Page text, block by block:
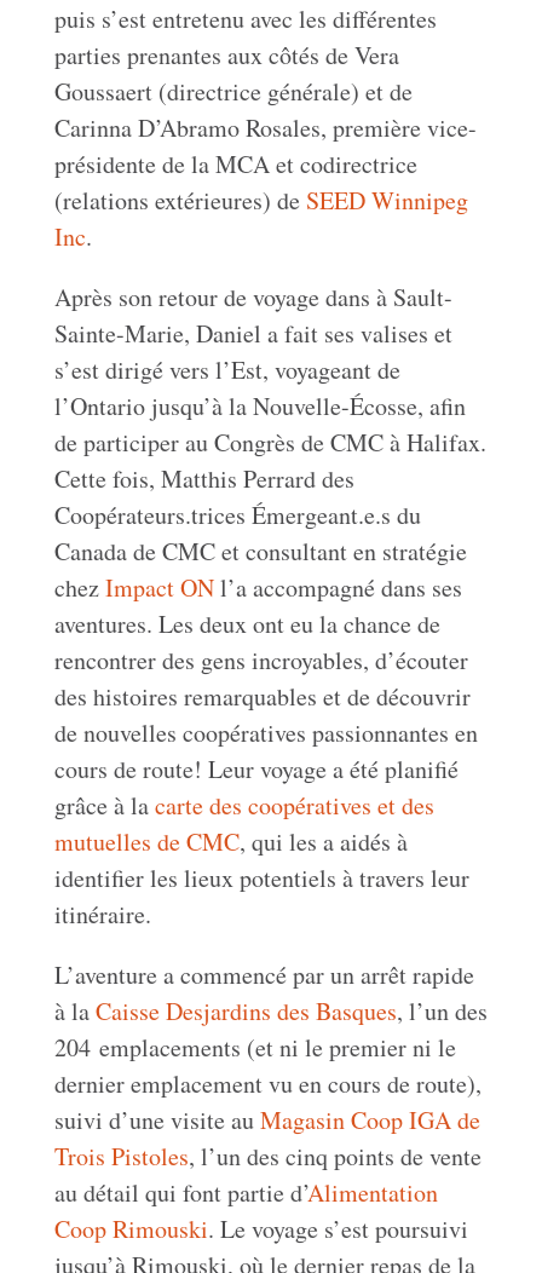
puis s’est entretenu avec les différentes
parties prenantes aux côtés de Vera
Goussaert (directrice générale) et de
Carinna D’Abramo Rosales, première vice-
présidente de la MCA et codirectrice
(relations extérieures) de SEED Winnipeg
Inc.
Après son retour de voyage dans à Sault-
Sainte-Marie, Daniel a fait ses valises et
s’est dirigé vers l’Est, voyageant de
l’Ontario jusqu’à la Nouvelle-Écosse, afin
de participer au Congrès de CMC à Halifax.
Cette fois, Matthis Perrard des
Coopérateurs.trices Émergeant.e.s du
Canada de CMC et consultant en stratégie
chezImpact ONl’a accompagné dans ses
aventures. Les deux ont eu la chance de
rencontrer des gens incroyables, d’écouter
des histoires remarquables et de découvrir
de nouvelles coopératives passionnantes en
cours de route! Leur voyage a été planifié
grâce à lacarte des coopératives et des
mutuelles de CMC, qui les a aidés à
identifier les lieux potentiels à travers leur
itinéraire.
L’aventure a commencé par un arrêt rapide
à laCaisse Desjardins des Basques, l’un des
204 emplacements (et ni le premier ni le
dernier emplacement vu en cours de route),
suivi d’une visite auMagasin Coop IGA de
Trois Pistoles, l’un des cinq points de vente
au détail qui font partie d’Alimentation
Coop Rimouski. Le voyage s’est poursuivi
jusqu’à Rimouski, où le dernier repas de la